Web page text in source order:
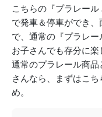
こちらの『プラレー
で発車＆停車ができ
で、通常の『プラレ
お子さんでも存分に
通常のプラレール商
さんなら、まずはこ
め。